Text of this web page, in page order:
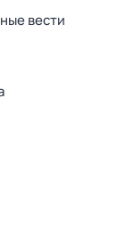
вести